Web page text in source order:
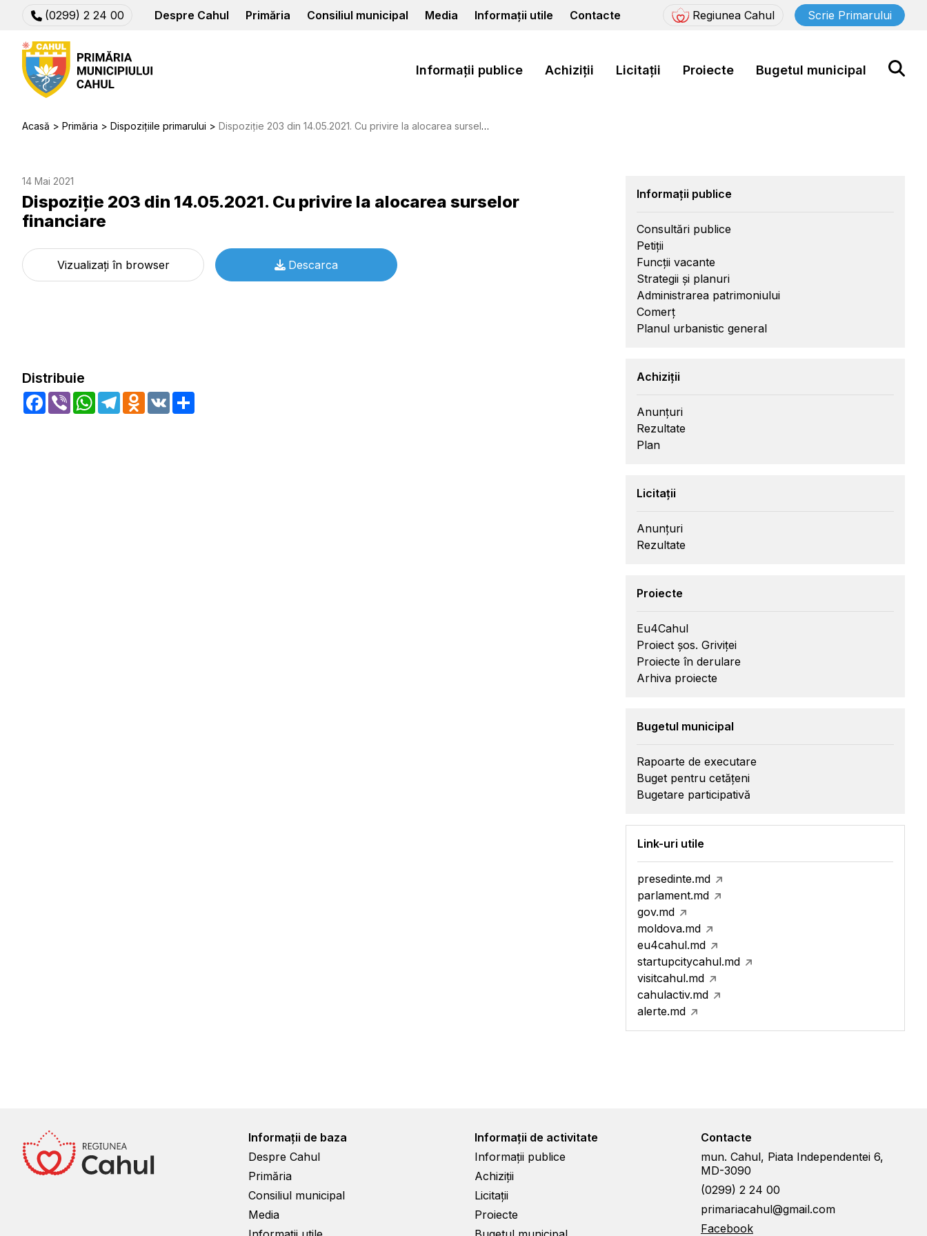
(0299) 2 24 00 Despre Cahul Primăria Consiliul municipal Media Informații utile Contacte Regiunea Cahul Scrie Primarului
Informații publice Achiziții Licitații Proiecte Bugetul municipal
Acasă Primăria Dispozițiile primarului Dispoziție 203 din 14.05.2021. Cu privire la alocarea surselor financiare
14 Mai 2021
Dispoziție 203 din 14.05.2021. Cu privire la alocarea surselor
financiare
Vizualizați în browser Descarca
Distribuie
Facebook
Viber WhatsApp
TelegramOdnoklassniki
VK
Informații publice
Consultări publice
Petiții
Funcții vacante
Strategii și planuri
Administrarea patrimoniului
Comerț
Planul urbanistic general
Achiziții
Anunțuri
Rezultate
Plan
Licitații
Anunțuri
Rezultate
Proiecte
Eu4Cahul
Proiect șos. Griviței
Proiecte în derulare
Arhiva proiecte
Bugetul municipal
Rapoarte de executare
Buget pentru cetățeni
Bugetare participativă
Link-uri utile
presedinte.md
parlament.md
gov.md
moldova.md
eu4cahul.md
startupcitycahul.md
visitcahul.md
cahulactiv.md
alerte.md
Informații de baza
Despre Cahul
Primăria
Consiliul municipal
Media
Informații de activitate
Informații publice
Achiziții
Licitații
Proiecte
Contacte
mun. Cahul, Piata Independentei 6,
MD-3090
(0299) 2 24 00
primariacahul@gmail.com
Facebook